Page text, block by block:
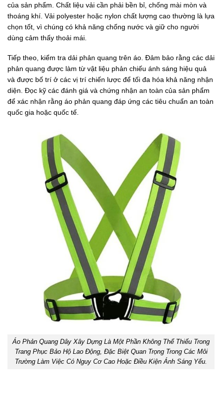
của sản phẩm. Chất liệu vải cần phải bền bỉ, chống mài mòn và
thoáng khí. Vải polyester hoặc nylon chất lượng cao thường là lựa
chọn tốt, vì chúng có khả năng chống nước và giữ cho người
dùng cảm thấy thoải mái.
Tiếp theo, kiểm tra dải phản quang trên áo. Đảm bảo rằng các dải
phản quang được làm từ vật liệu phản chiếu ánh sáng hiệu quả
và được bố trí ở các vị trí chiến lược để tối đa hóa khả năng nhận
diện. Đọc kỹ các đánh giá và chứng nhận an toàn của sản phẩm
để xác nhận rằng áo phản quang đáp ứng các tiêu chuẩn an toàn
quốc gia hoặc quốc tế.
Áo Phản Quang Dây Xây Dựng Là Một Phần Không Thể Thiếu Trong
Trang Phục Bảo Hộ Lao Động, Đặc Biệt Quan Trọng Trong Các Môi
Trường Làm Việc Có Nguy Cơ Cao Hoặc Điều Kiện Ánh Sáng Yếu.